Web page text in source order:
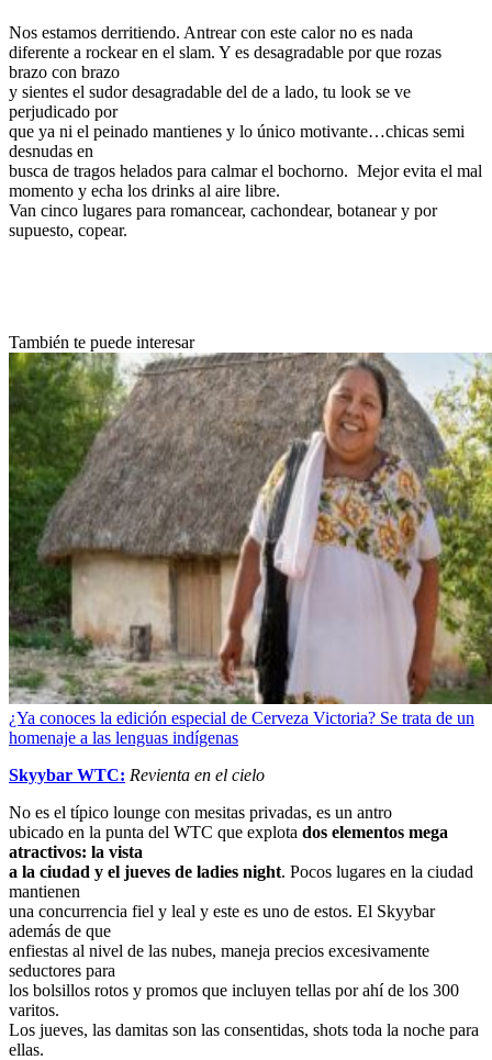
Nos estamos derritiendo. Antrear con este calor no es nada
diferente a rockear en el slam. Y es desagradable por que rozas
brazo con brazo
y sientes el sudor desagradable del de a lado, tu look se ve
perjudicado por
que ya ni el peinado mantienes y lo único motivante…chicas semi
desnudas en
busca de tragos helados para calmar el bochorno. Mejor evita el mal
momento y echa los drinks al aire libre.
Van cinco lugares para romancear, cachondear, botanear y por
supuesto, copear.
También te puede interesar
¿Ya conoces la edición especial de Cerveza Victoria? Se trata de un
homenaje a las lenguas indígenas
Skyybar WTC: Revienta en el cielo
No es el típico lounge con mesitas privadas, es un antro
ubicado en la punta del WTC que explota dos elementos mega
atractivos: la vista
a la ciudad y el jueves de ladies night. Pocos lugares en la ciudad
mantienen
una concurrencia fiel y leal y este es uno de estos. El Skyybar
además de que
enfiestas al nivel de las nubes, maneja precios excesivamente
seductores para
los bolsillos rotos y promos que incluyen tellas por ahí de los 300
varitos.
Los jueves, las damitas son las consentidas, shots toda la noche para
ellas.